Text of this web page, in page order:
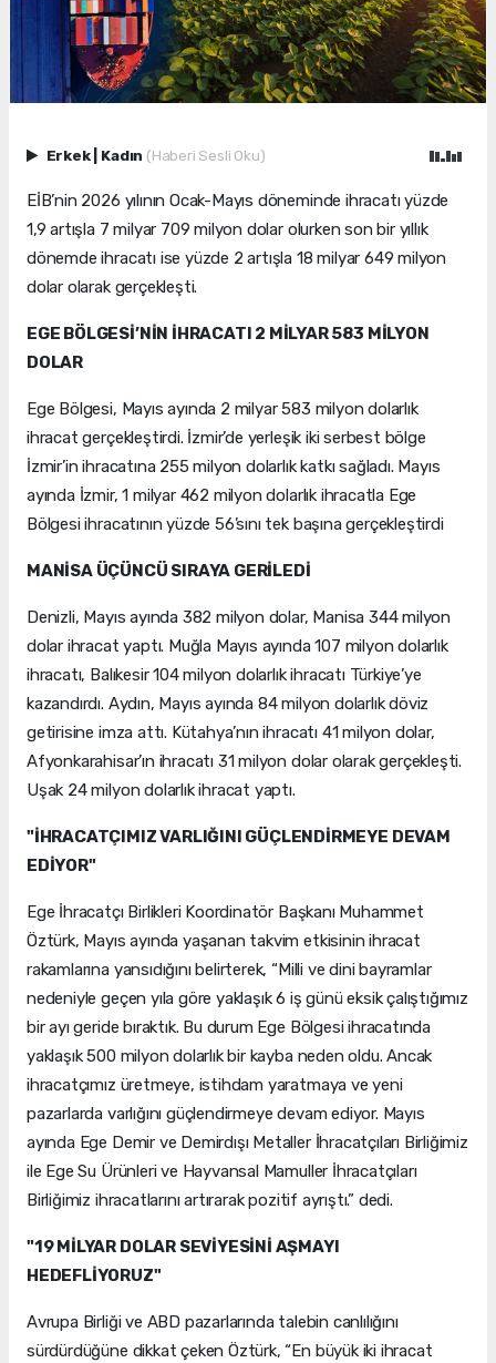
Erkek Kadın (Haberi Sesli Oku)
EİB’nin 2026 yılının Ocak-Mayıs döneminde ihracatı yüzde
1,9 artışla 7 milyar 709 milyon dolar olurken son bir yıllık
dönemde ihracatı ise yüzde 2 artışla 18 milyar 649 milyon
dolar olarak gerçekleşti.
EGE BÖLGESİ’NİN İHRACATI 2 MİLYAR 583 MİLYON
DOLAR
Ege Bölgesi, Mayıs ayında 2 milyar 583 milyon dolarlık
ihracat gerçekleştirdi. İzmir’de yerleşik iki serbest bölge
İzmir’in ihracatına 255 milyon dolarlık katkı sağladı. Mayıs
ayında İzmir, 1 milyar 462 milyon dolarlık ihracatla Ege
Bölgesi ihracatının yüzde 56’sını tek başına gerçekleştirdi
MANİSA ÜÇÜNCÜ SIRAYA GERİLEDİ
Denizli, Mayıs ayında 382 milyon dolar, Manisa 344 milyon
dolar ihracat yaptı. Muğla Mayıs ayında 107 milyon dolarlık
ihracatı, Balıkesir 104 milyon dolarlık ihracatı Türkiye’ye
kazandırdı. Aydın, Mayıs ayında 84 milyon dolarlık döviz
getirisine imza attı. Kütahya’nın ihracatı 41 milyon dolar,
Afyonkarahisar’ın ihracatı 31 milyon dolar olarak gerçekleşti.
Uşak 24 milyon dolarlık ihracat yaptı.
"İHRACATÇIMIZ VARLIĞINI GÜÇLENDİRMEYE DEVAM
EDİYOR"
Ege İhracatçı Birlikleri Koordinatör Başkanı Muhammet
Öztürk, Mayıs ayında yaşanan takvim etkisinin ihracat
rakamlarına yansıdığını belirterek, “Milli ve dini bayramlar
nedeniyle geçen yıla göre yaklaşık 6 iş günü eksik çalıştığımız
bir ayı geride bıraktık. Bu durum Ege Bölgesi ihracatında
yaklaşık 500 milyon dolarlık bir kayba neden oldu. Ancak
ihracatçımız üretmeye, istihdam yaratmaya ve yeni
pazarlarda varlığını güçlendirmeye devam ediyor. Mayıs
ayında Ege Demir ve Demirdışı Metaller İhracatçıları Birliğimiz
ile Ege Su Ürünleri ve Hayvansal Mamuller İhracatçıları
Birliğimiz ihracatlarını artırarak pozitif ayrıştı.” dedi.
"19 MİLYAR DOLAR SEVİYESİNİ AŞMAYI
HEDEFLİYORUZ"
Avrupa Birliği ve ABD pazarlarında talebin canlılığını
sürdürdüğüne dikkat çeken Öztürk, “En büyük iki ihracat